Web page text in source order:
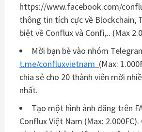
https://www.facebook.com/
thông tin tích cực về Blockchain,
biệt về Conflux và Confi,.. (Max
Mời bạn bè vào nhóm
t.me/confluxvietnam (Max:
chia sẻ cho 20 thành viên mời
nhất.
Tạo một hình ảnh đăng trên
Conflux Việt Nam (Max: